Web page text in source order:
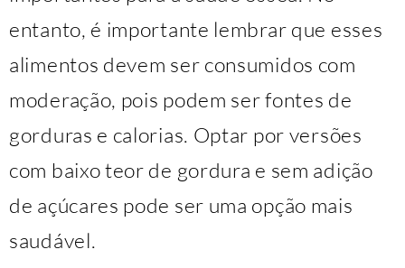
entanto, é importante lembrar que esses
alimentos devem ser consumidos com
moderação, pois podem ser fontes de
gorduras e calorias. Optar por versões
com baixo teor de gordura e sem adição
de açúcares pode ser uma opção mais
saudável.